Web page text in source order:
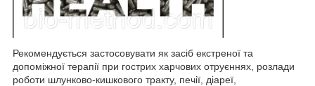
Рекомендується застосовувати як засіб екстреної та
допоміжної терапії при гострих харчових отруєннях, розлади
роботи шлунково-кишкового тракту, печії, діареї,